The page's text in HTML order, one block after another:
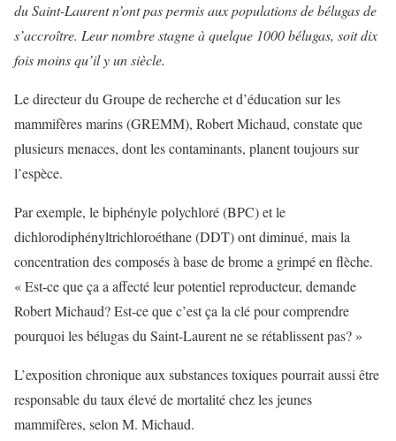
du Saint-Laurent n’ont pas permis aux populations de bélugas de
s’accroître. Leur nombre stagne à quelque 1000 bélugas, soit dix
fois moins qu’il y un siècle.
Le directeur du Groupe de recherche et d’éducation sur les
mammifères marins (GREMM), Robert Michaud, constate que
plusieurs menaces, dont les contaminants, planent toujours sur
l’espèce.
Par exemple, le biphényle polychloré (BPC) et le
dichlorodiphényltrichloroéthane (DDT) ont diminué, mais la
concentration des composés à base de brome a grimpé en flèche.
« Est-ce que ça a affecté leur potentiel reproducteur, demande
Robert Michaud? Est-ce que c’est ça la clé pour comprendre
pourquoi les bélugas du Saint-Laurent ne se rétablissent pas? »
L’exposition chronique aux substances toxiques pourrait aussi être
responsable du taux élevé de mortalité chez les jeunes
mammifères, selon M. Michaud.